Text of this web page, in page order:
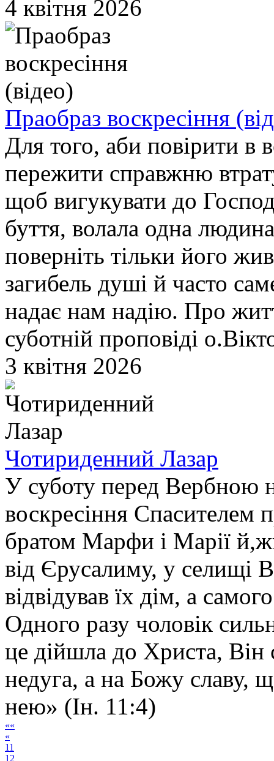
4 квітня 2026
Праобраз воскресіння
Для того, аби повірити в
пережити справжню
щоб вигукувати до
буття, волала одна
поверніть тільки його
загибель душі й часто
надає нам надію. Про
суботній проповіді
3 квітня 2026
Чотириденний Лазар
У суботу перед Вербною
воскресіння Спасителем
братом Марфи і Марії
від Єрусалиму, у селищі
відвідував їх дім, а
Одного разу чоловік
це дійшла до Христа, Він
недуга, а на Божу славу,
нею» (Ін. 11:4)
««
«
11
12